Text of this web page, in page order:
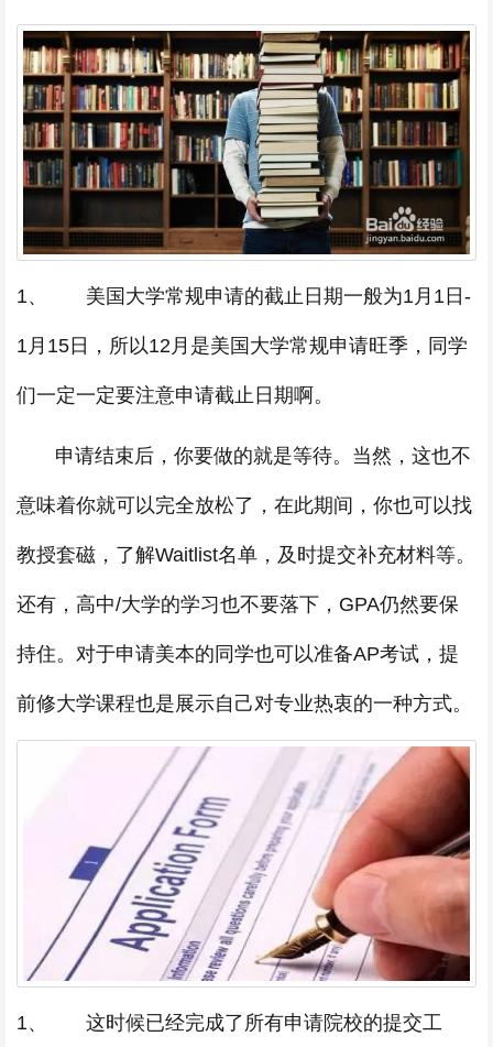
1、 美国大学常规申请的截止日期一般为1月1日-
1月15日，所以12月是美国大学常规申请旺季，同学
们一定一定要注意申请截止日期啊。
申请结束后，你要做的就是等待。当然，这也不
意味着你就可以完全放松了，在此期间，你也可以找
教授套磁，了解Waitlist名单，及时提交补充材料等。
还有，高中/大学的学习也不要落下，GPA仍然要保
持住。对于申请美本的同学也可以准备AP考试，提
前修大学课程也是展示自己对专业热衷的一种方式。
1、 这时候已经完成了所有申请院校的提交工